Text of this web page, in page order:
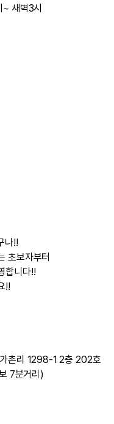
~ 새벽3시
나!!
초보자부터
합니다!!
!!
촌리 1298-1 2층 202호
7분거리)